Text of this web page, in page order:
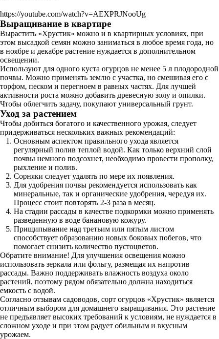
https://youtube.com/watch?v=AEXPRJNooUg
Выращивание в квартире
Вырастить «Хрустик» можно и в квартирных условиях, при
этом высадкой семян можно заниматься в любое время года, но
в ноябре и декабре растение нуждается в дополнительном
освещении.
Используют для одного куста огурцов не менее 5 л плодородной
почвы. Можно применять землю с участка, но смешивая его с
торфом, песком и перегноем в равных частях. Для лучшей
активности роста можно добавить древесную золу и опилки.
Чтобы облегчить задачу, покупают универсальный грунт.
Уход за растением
Чтобы добиться богатого и качественного урожая, следует
придерживаться нескольких важных рекомендаций:
Основным аспектом правильного ухода является
регулярный полив теплой водой. Как только верхний слой
почвы немного подсохнет, необходимо провести прополку,
рыхление и полив.
Сорняки следует удалять по мере их появления.
Для удобрения почвы рекомендуется использовать как
минеральные, так и органические удобрения, чередуя их.
Процесс стоит повторять 2-3 раза в месяц.
На стадии рассады в качестве подкормки можно применять
разведенную в воде банановую кожуру.
Прищипывание над третьим или пятым листом
способствует образованию новых боковых побегов, что
помогает снизить количество пустоцветов.
Обратите внимание! Для улучшения освещения можно
использовать зеркала или фольгу, размещая их напротив
рассады. Важно поддерживать влажность воздуха около
растений, поэтому рядом обязательно должна находиться
емкость с водой.
Согласно отзывам садоводов, сорт огурцов «Хрустик» является
отличным выбором для домашнего выращивания. Это растение
не предъявляет высоких требований к условиям, не нуждается в
сложном уходе и при этом радует обильным и вкусным
урожаем.